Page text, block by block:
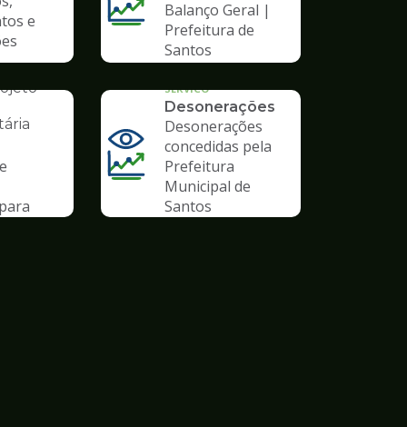
e
Balanço Geral |
Prefeitura de
Santos
SERVICO
Desonerações
Desonerações
concedidas pela
Prefeitura
Municipal de
Santos